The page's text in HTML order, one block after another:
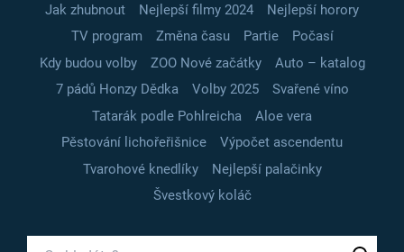
Jak zhubnout Nejlepší filmy 2024
Nejlepší horory
TV program
Změna času Partie
Počasí
Kdy budou volby
ZOO Nové začátky
Auto – katalog
7 pádů Honzy Dědka
Volby 2025
Svařené víno
Tatarák podle Pohlreicha
Aloe vera
Pěstování lichořeřišnice
Výpočet ascendentu
Tvarohové knedlíky
Nejlepší palačinky
Švestkový koláč